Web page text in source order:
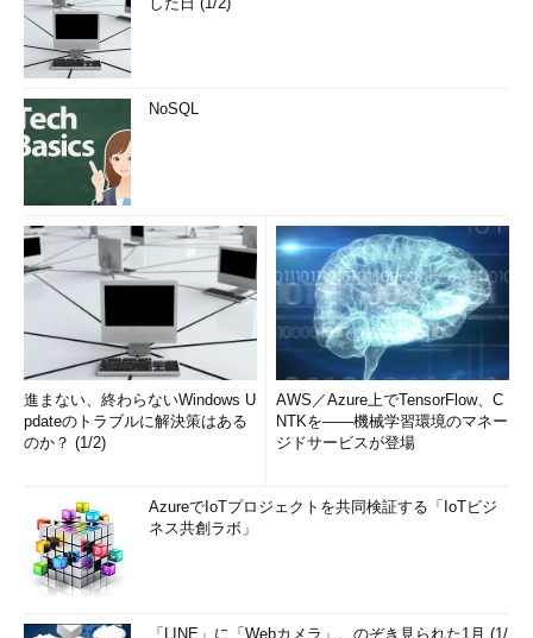
NoSQL
進まない、終わらないWindows U
pdateのトラブルに解決策はある
のか？ (1/2)
AWS／Azure上でTensorFlow、C
NTKを――機械学習環境のマネー
ジドサービスが登場
AzureでIoTプロジェクトを共同検証する「IoTビジ
ネス共創ラボ」
「LINE」に「Webカメラ」、のぞき見られた1月 (1/